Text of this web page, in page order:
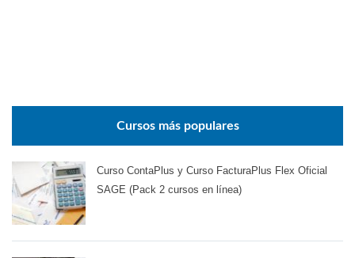
Cursos más populares
Curso ContaPlus y Curso FacturaPlus Flex Oficial
SAGE (Pack 2 cursos en línea)